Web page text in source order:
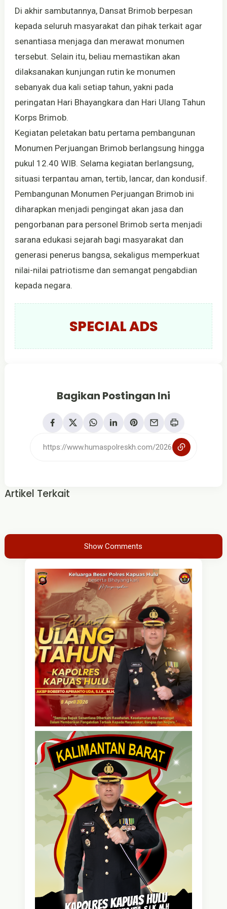
Di akhir sambutannya, Dansat Brimob berpesan
kepada seluruh masyarakat dan pihak terkait agar
senantiasa menjaga dan merawat monumen
tersebut. Selain itu, beliau memastikan akan
dilaksanakan kunjungan rutin ke monumen
sebanyak dua kali setiap tahun, yakni pada
peringatan Hari Bhayangkara dan Hari Ulang Tahun
Korps Brimob.
Kegiatan peletakan batu pertama pembangunan
Monumen Perjuangan Brimob berlangsung hingga
pukul 12.40 WIB. Selama kegiatan berlangsung,
situasi terpantau aman, tertib, lancar, dan kondusif.
Pembangunan Monumen Perjuangan Brimob ini
diharapkan menjadi pengingat akan jasa dan
pengorbanan para personel Brimob serta menjadi
sarana edukasi sejarah bagi masyarakat dan
generasi penerus bangsa, sekaligus memperkuat
nilai-nilai patriotisme dan semangat pengabdian
kepada negara.
SPECIAL ADS
Bagikan Postingan Ini
Artikel Terkait
Show Comments